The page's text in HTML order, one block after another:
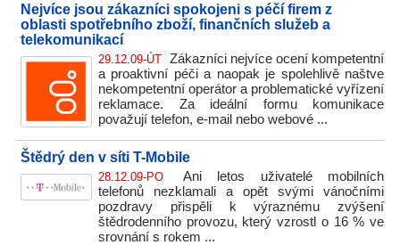
Nejvíce jsou zákazníci spokojeni s péčí firem z
oblasti spotřebního zboží, finančních služeb a
telekomunikací
29.12.09-ÚT Zákazníci nejvíce ocení kompetentní
a proaktivní péči a naopak je spolehlivě naštve
nekompetentní operátor a problematické vyřízení
reklamace. Za ideální formu komunikace
považují telefon, e-mail nebo webové ...
Štědrý den v síti T-Mobile
28.12.09-PO
Ani letos uživatelé mobilních
telefonů nezklamali a opět svými vánočními
pozdravy přispěli k výraznému zvýšení
štědrodenního provozu, který vzrostl o 16 % ve
srovnání s rokem ...